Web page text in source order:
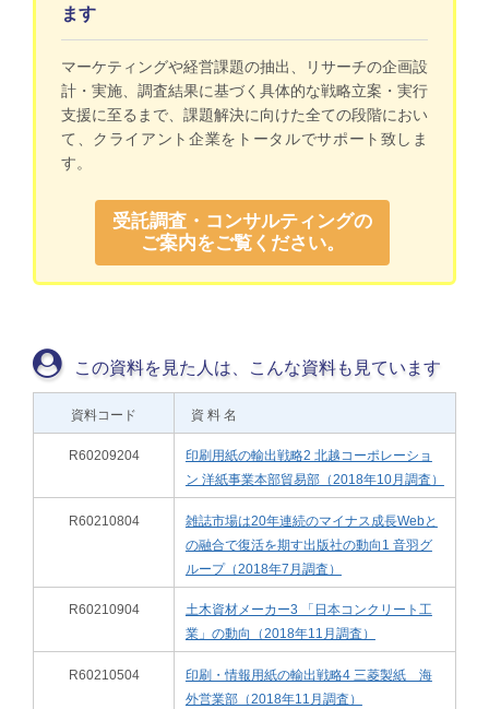
ます
マーケティングや経営課題の抽出、リサーチの企画設
計・実施、調査結果に基づく具体的な戦略立案・実行
支援に至るまで、課題解決に向けた全ての段階におい
て、クライアント企業をトータルでサポート致しま
す。
受託調査・コンサルティングの
ご案内をご覧ください。
この資料を見た人は、こんな資料も見ています
資料コード 資 料 名
R60209204
印刷用紙の輸出戦略2 北越コーポレーショ
ン 洋紙事業本部貿易部（2018年10月調査）
R60210804
雑誌市場は20年連続のマイナス成長Webと
の融合で復活を期す出版社の動向1 音羽グ
ループ（2018年7月調査）
R60210904
土木資材メーカー3 「日本コンクリート工
業」の動向（2018年11月調査）
R60210504
印刷・情報用紙の輸出戦略4 三菱製紙 海
外営業部（2018年11月調査）